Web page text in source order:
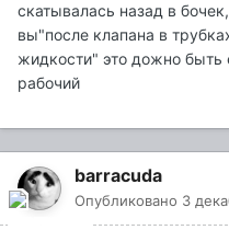
скатывалась назад в
вы"после клапана в
жидкости" это дожно быть
рабочий
barracuda
Опубликовано 3